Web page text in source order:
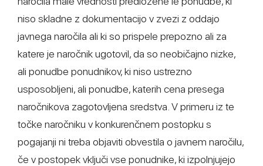
niso skladne z dokumentacijo v zvezi z oddajo
javnega naročila ali ki so prispele prepozno ali za
katere je naročnik ugotovil, da so neobičajno nizke,
ali ponudbe ponudnikov, ki niso ustrezno
usposobljeni, ali ponudbe, katerih cena presega
naročnikova zagotovljena sredstva. V primeru iz te
točke naročniku v konkurenčnem postopku s
pogajanji ni treba objaviti obvestila o javnem naročilu,
če v postopek vključi vse ponudnike, ki izpolnjujejo